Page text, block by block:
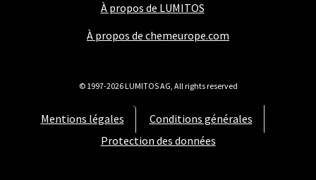
À propos de LUMITOS
À propos de chemeurope.com
Mentions légales
Conditions générales
Protection des données
© 1997-2026 LUMITOS AG, All rights reserved